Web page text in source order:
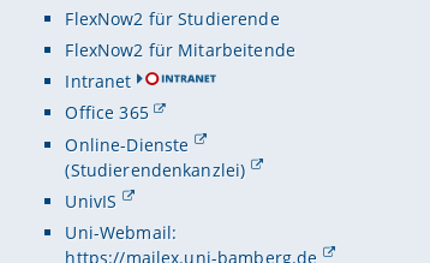
FlexNow2 für Studierende
FlexNow2 für Mitarbeitende
Intranet
Office 365
Online-Dienste
(Studierendenkanzlei)
UnivIS
Uni-Webmail:
https://mailex.uni-bamberg.de